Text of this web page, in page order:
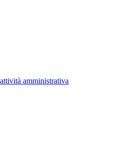
amministrativa